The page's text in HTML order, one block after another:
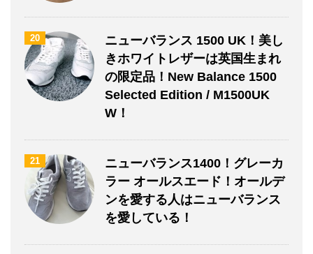
20
ニューバランス 1500 UK！美し
きホワイトレザーは英国生まれ
の限定品！New Balance 1500
Selected Edition / M1500UK
W！
21
ニューバランス1400！グレーカ
ラー オールスエード！オールデ
ンを愛する人はニューバランス
を愛している！